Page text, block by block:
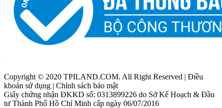
Copyright © 2020 TPILAND.COM. All Right Reserved | Điều
khoản sử dụng | Chính sách bảo mật
Giấy chứng nhận ĐKKD số: 0313899226 do Sở Kế Hoạch & Đầu
tư Thành Phố Hồ Chí Minh cấp ngày 06/07/2016